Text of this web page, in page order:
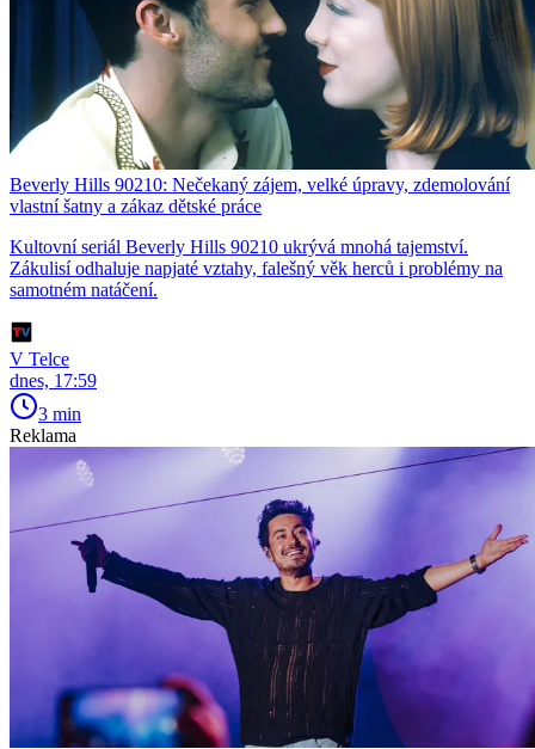
Beverly Hills 90210: Nečekaný zájem, velké úpravy, zdemolování
vlastní šatny a zákaz dětské práce
Kultovní seriál Beverly Hills 90210 ukrývá mnohá tajemství.
Zákulisí odhaluje napjaté vztahy, falešný věk herců i problémy na
samotném natáčení.
V Telce
dnes, 17:59
3 min
Reklama